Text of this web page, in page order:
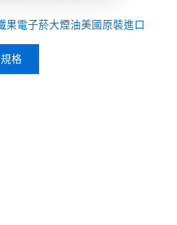
果電子菸大煙油美國原裝進口
格